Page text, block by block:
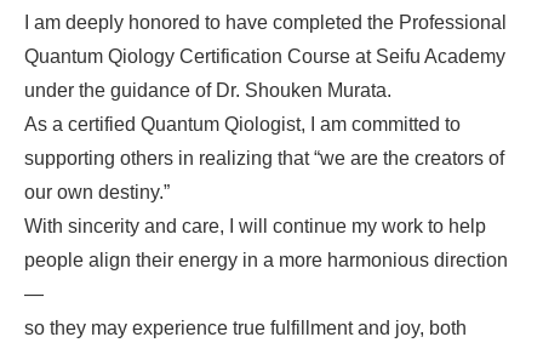
I am deeply honored to have completed the Professional
Quantum Qiology Certification Course at Seifu Academy
under the guidance of Dr. Shouken Murata.
As a certified Quantum Qiologist, I am committed to
supporting others in realizing that “we are the creators of
our own destiny.”
With sincerity and care, I will continue my work to help
people align their energy in a more harmonious direction
—
so they may experience true fulfillment and joy, both